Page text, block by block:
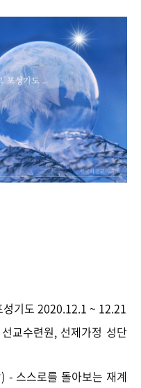
성기도 2020.12.1 ~ 12.21
교수련원, 선제가정 성단
스스로를 돌아보는 재계